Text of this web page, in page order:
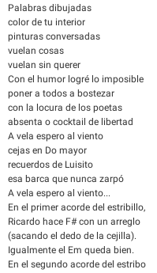
Palabras dibujadas
color de tu interior
pinturas conversadas
vuelan cosas
vuelan sin querer
Con el humor logré lo imposible
poner a todos a bostezar
con la locura de los poetas
absenta o cocktail de libertad
A vela espero al viento
cejas en Do mayor
recuerdos de Luisito
esa barca que nunca zarpó
A vela espero al viento...
En el primer acorde del estribillo,
Ricardo hace F# con un arreglo
(sacando el dedo de la cejilla).
Igualmente el Em queda bien.
En el segundo acorde del estribo